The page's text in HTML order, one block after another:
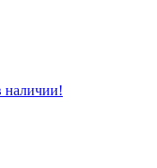
наличии!